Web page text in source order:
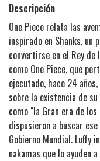
Descripción
One Piece relata las
inspirado en Shanks, un
convertirse en el Rey
como One Piece, que
ejecutado, hace 24
sobre la existencia de
como "la Gran era de
dispusieron a buscar
Gobierno Mundial. Luffy
nakamas que lo ayuden